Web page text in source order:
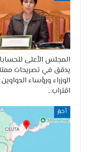
المجلس الأعلى
يدقق في تصريحات
الوزراء ورؤساء
اقتراب…
أخبار